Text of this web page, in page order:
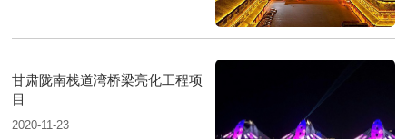
甘肃陇南栈道湾桥梁亮化工程项
目
2020-11-23